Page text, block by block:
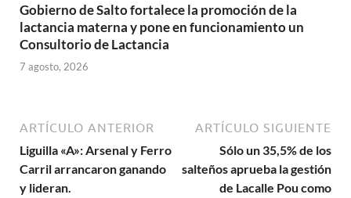
Gobierno de Salto fortalece la promoción de la
lactancia materna y pone en funcionamiento un
Consultorio de Lactancia
7 agosto, 2026
ARTÍCULO ANTERIOR
Liguilla «A»: Arsenal y Ferro
Carril arrancaron ganando
y lideran.
ARTÍCULO SIGUIENTE
Sólo un 35,5% de los
salteños aprueba la gestión
de Lacalle Pou como